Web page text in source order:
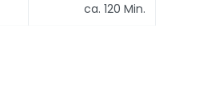
ca. 120 Min.